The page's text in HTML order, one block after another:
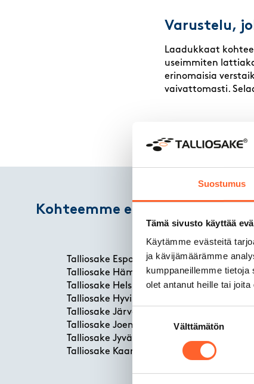
Suostumus
Tämä sivusto käyttää
Käytämme evästeitä
ja kävijämäärämme
kumppaneillemme
olet antanut heille tai
Suostumuksen
valinta
Välttämätön
Varustelu,
Laadukkaat
useimmiten
erinomaisia
vaivattomasti.
Kohteemme eri kaupungeissa
Talliosake Espoo
Talliosake Hämeenlinna
Talliosake Helsinki
Talliosake Hyvinkää
Talliosake Järvenpää
Talliosake Joensuu
Talliosake Jyväskylä
Talliosake Kaarina